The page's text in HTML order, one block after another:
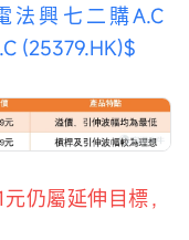
法興七二購A.C
(25379.HK)$
仍屬延伸目標，